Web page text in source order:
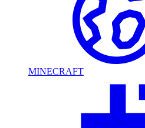
MINECRAFT